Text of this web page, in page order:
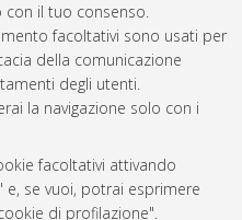
il tuo consenso.
facoltativi sono usati per
della comunicazione
degli utenti.
la navigazione solo con i
facoltativi attivando
e, se vuoi, potrai esprimere
di profilazione".